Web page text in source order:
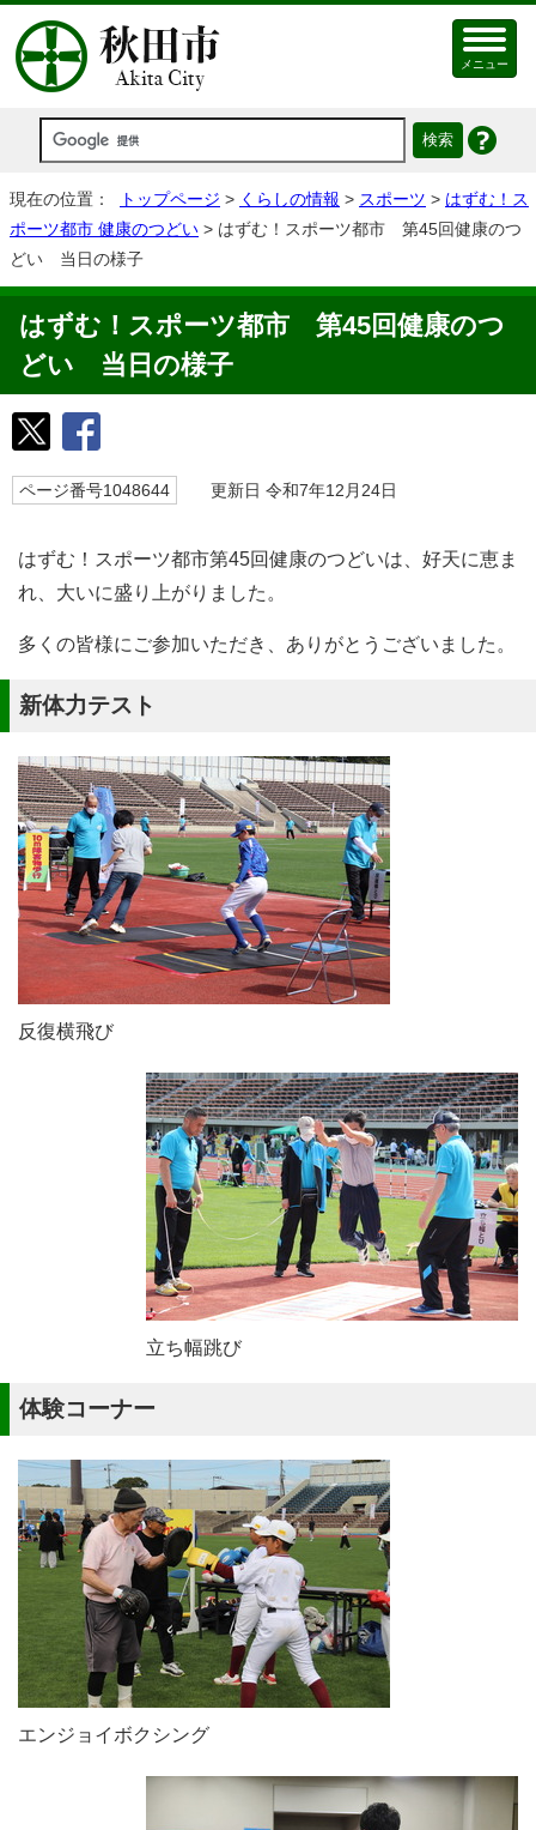
メニュー
現在の位置： トップページ > くらしの情報 > スポーツ > はずむ！ス
ポーツ都市 健康のつどい > はずむ！スポーツ都市 第45回健康のつ
どい 当日の様子
はずむ！スポーツ都市 第45回健康のつ
どい 当日の様子
ページ番号1048644 更新日 令和7年12月24日
はずむ！スポーツ都市第45回健康のつどいは、好天に恵ま
れ、大いに盛り上がりました。
多くの皆様にご参加いただき、ありがとうございました。
新体力テスト
反復横飛び
立ち幅跳び
体験コーナー
エンジョイボクシング